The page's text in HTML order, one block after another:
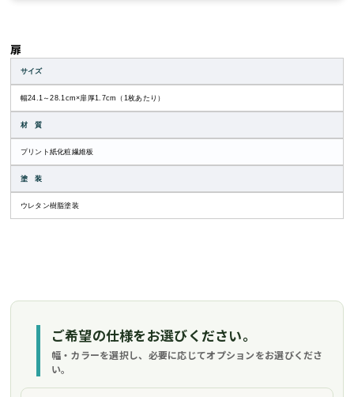
扉
サイズ
幅24.1～28.1cm×扉厚1.7cm（1枚あたり）
材 質
プリント紙化粧繊維板
塗 装
ウレタン樹脂塗装
ご希望の仕様をお選びください。
幅・カラーを選択し、必要に応じてオプションをお選びくださ
い。